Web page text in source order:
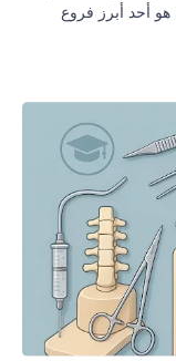
أحد أبرز فروع